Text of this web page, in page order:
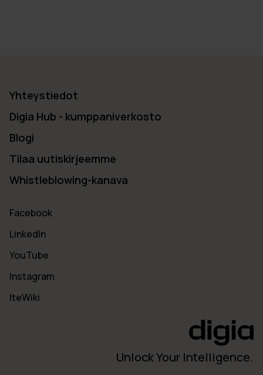
Yhteystiedot
Digia Hub - kumppaniverkosto
Blogi
Tilaa uutiskirjeemme
Whistleblowing-kanava
Facebook
LinkedIn
YouTube
Instagram
IteWiki
Unlock Your Intelligence.